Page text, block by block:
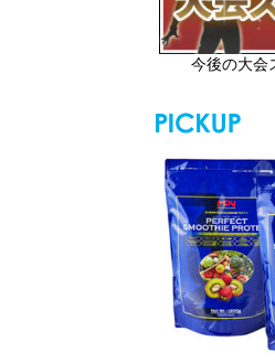
今後の大会